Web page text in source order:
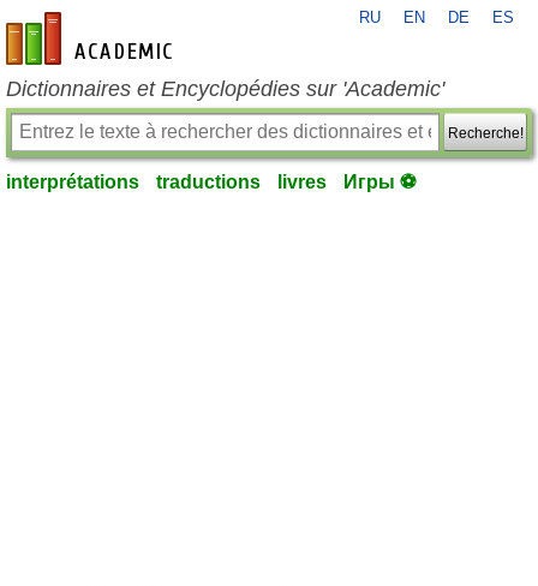
fr-academic.com
RU EN DE ES
Dictionnaires et Encyclopédies sur 'Academic'
Recherche!
interprétations traductions livres Игры ⚽